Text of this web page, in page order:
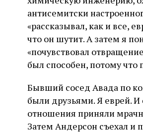
антисемитски
«рассказывал, как и все,
что он шутит. А затем я
«почувствовал
был способен, потому
Бывший сосед Авада по
были друзьями. Я еврей. И
отношения приняли
Затем Андерсон съехал и